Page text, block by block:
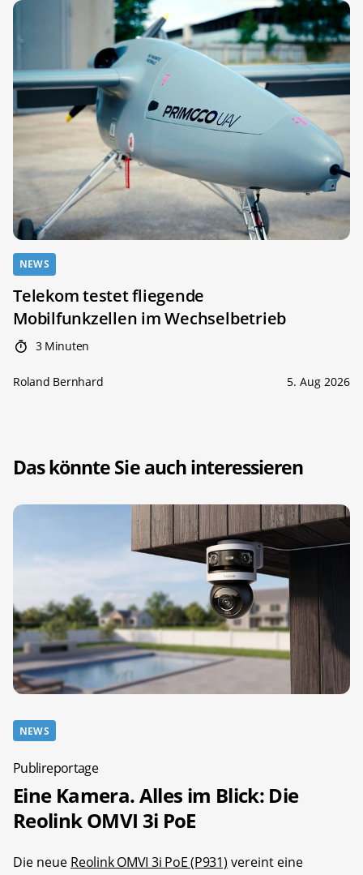
NEWS
Telekom testet fliegende
Mobilfunkzellen im Wechselbetrieb
3 Minuten
Roland Bernhard 5. Aug 2026
Das könnte Sie auch interessieren
NEWS
Publireportage
Eine Kamera. Alles im Blick: Die
Reolink OMVI 3i PoE
Die neue Reolink OMVI 3i PoE (P931) vereint eine